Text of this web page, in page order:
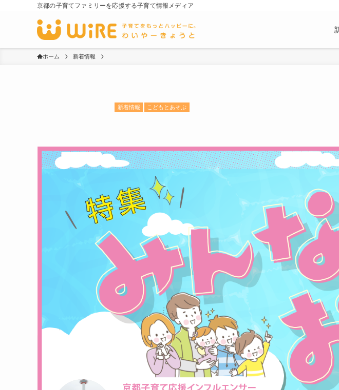
京都の子育てファミリーを応援する子育て情報メディア
ホーム 新着情報
新着情報 こどもとあそぶ